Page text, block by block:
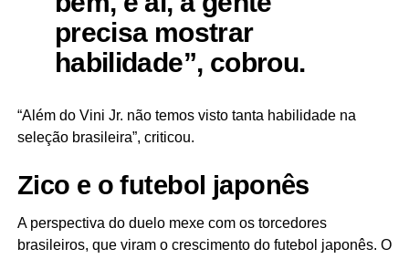
precisa mostrar
habilidade”, cobrou.
“Além do Vini Jr. não temos visto tanta habilidade na
seleção brasileira”, criticou.
Zico e o futebol japonês
A perspectiva do duelo mexe com os torcedores
brasileiros, que viram o crescimento do futebol japonês. O